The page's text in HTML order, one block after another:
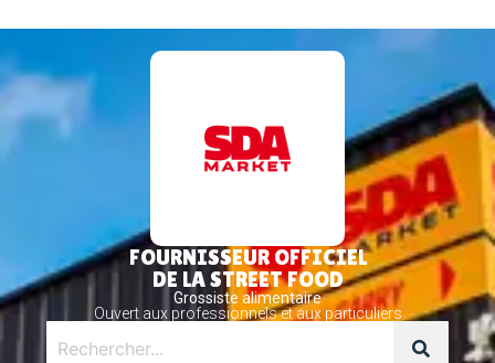
FOURNISSEUR OFFICIEL
DE LA STREET FOOD
Grossiste alimentaire
Ouvert aux professionnels et aux particuliers